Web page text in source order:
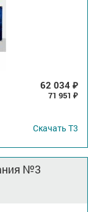
62 034 ₽
71 951 ₽
Скачать Т3
№3